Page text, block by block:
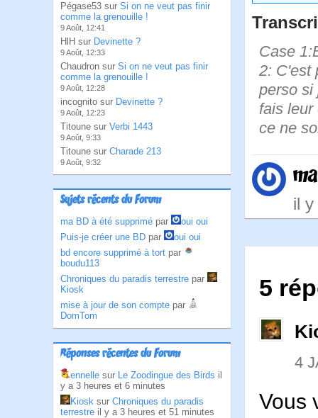
Pégase53 sur Si on ne veut pas finir
comme la grenouille !
9 Août, 12:41
HlH sur Devinette ?
9 Août, 12:33
Chaudron sur Si on ne veut pas finir
comme la grenouille !
9 Août, 12:28
incognito sur Devinette ?
9 Août, 12:23
Titoune sur Verbi 1443
9 Août, 9:33
Titoune sur Charade 213
9 Août, 9:32
Sujets récents du Forum
ma BD à été supprimé par
oui oui
Puis-je créer une BD par
oui oui
bd encore supprimé à tort par
boudu113
Chroniques du paradis terrestre par
Kiosk
mise à jour de son compte par
DomTom
Réponses récentes du Forum
ennelle sur Le Zoodingue des Birds il
y a 3 heures et 6 minutes
Kiosk sur Chroniques du paradis
terrestre il y a 3 heures et 51 minutes
Case
2: C'est
perso si
fais leur
ce ne
il
5
4
Vous